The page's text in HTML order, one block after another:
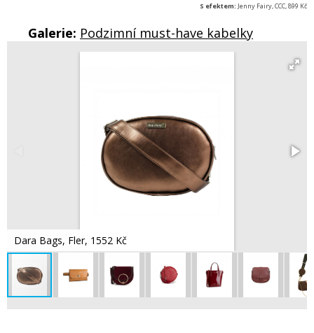
S efektem: Jenny Fairy, CCC, 899 Kč
Galerie: Podzimní must-have kabelky
Dara Bags, Fler, 1552 Kč